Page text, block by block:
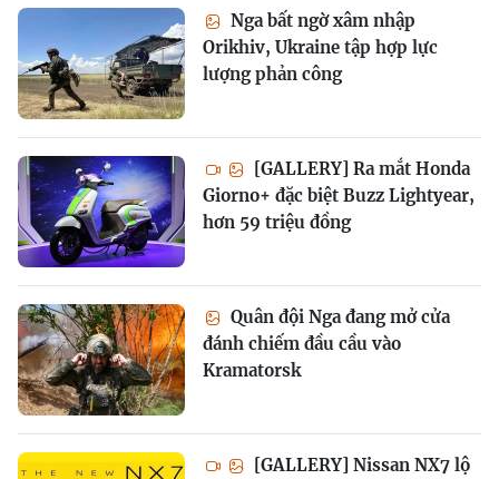
Nga bất ngờ xâm nhập
Orikhiv, Ukraine tập hợp lực
lượng phản công
[GALLERY] Ra mắt Honda
Giorno+ đặc biệt Buzz Lightyear,
hơn 59 triệu đồng
Quân đội Nga đang mở cửa
đánh chiếm đầu cầu vào
Kramatorsk
[GALLERY] Nissan NX7 lộ